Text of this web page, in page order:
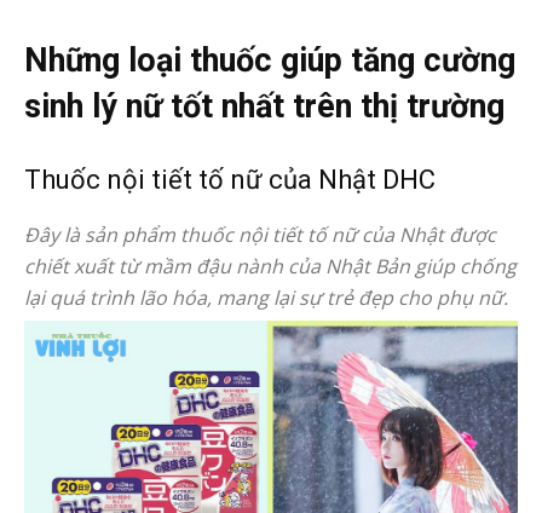
Những loại thuốc giúp tăng cường
sinh lý nữ tốt nhất trên thị trường
Thuốc nội tiết tố nữ của Nhật DHC
Đây là sản phẩm thuốc nội tiết tố nữ của Nhật được
chiết xuất từ mầm đậu nành của Nhật Bản giúp chống
lại quá trình lão hóa, mang lại sự trẻ đẹp cho phụ nữ.